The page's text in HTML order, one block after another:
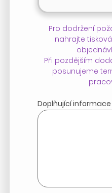
Pro dodržení
nahrajte
Při pozdějším
posunujeme
Doplňující